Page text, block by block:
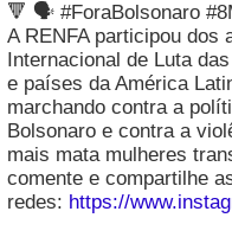
🔻 🗣️ #ForaBolsonaro
A RENFA participou dos
Internacional de Luta
e países da América
marchando contra a
Bolsonaro e contra a
mais mata mulheres
comente e compartilhe
redes: https://